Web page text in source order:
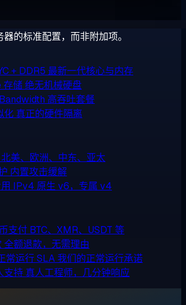
的标准配置，而非附加项。
+ DDR5 最新一代核心与内存
存储绝无机械硬盘
高吞吐套餐
化 真正的硬件隔离
北美、欧洲、中东、亚太
内置攻击缓解
IPv4 原生 v6，专属 v4
支付 BTC、XMR、USDT 等
全额退款，无需理由
常运行 SLA我们的正常运行承诺
支持 真人工程师，几分钟响应